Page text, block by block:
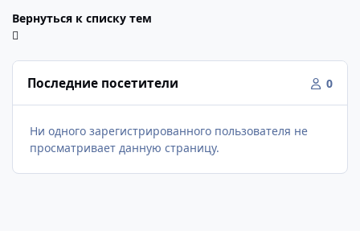
Вернуться к списку тем
Последние посетители 0
Ни одного зарегистрированного пользователя не
просматривает данную страницу.